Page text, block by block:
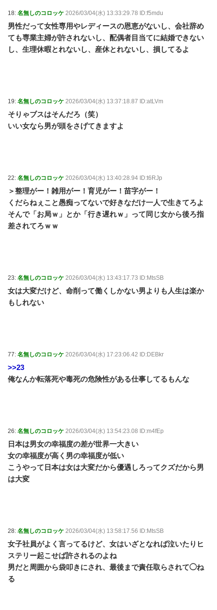
18: 名無しのコロッケ 2026/03/04(水) 13:33:29.78 ID:f5mdu
男性だって女性専用やレディースの恩恵がないし、会社辞め
ても専業主婦が許されないし、配偶者目当てに結婚できない
し、生理休暇とれないし、産休とれないし、損してるよ
19: 名無しのコロッケ 2026/03/04(水) 13:37:18.87 ID:atLVm
そりゃブスはそんだろ（笑）
いい女なら男が頭をさげてきますよ
22: 名無しのコロッケ 2026/03/04(水) 13:40:28.94 ID:t6RJp
＞整理がー！雑用がー！育児がー！苗字がー！
くだらねぇこと愚痴ってないで好きなだけ一人で生きてろよ
そんで「お局ｗ」とか「行き遅れｗ」って同じ女から後ろ指
差されてろｗｗ
23: 名無しのコロッケ 2026/03/04(水) 13:43:17.73 ID:MtsSB
女は大変だけど、命削って働くしかない男よりも人生は楽か
もしれない
77: 名無しのコロッケ 2026/03/04(水) 17:23:06.42 ID:DEBkr
>>23
俺なんか転落死や毒死の危険性がある仕事してるもんな
26: 名無しのコロッケ 2026/03/04(水) 13:54:23.08 ID:m4fEp
日本は男女の幸福度の差が世界一大きい
女の幸福度が高く男の幸福度が低い
こうやって日本は女は大変だから優遇しろってクズだから男
は大変
28: 名無しのコロッケ 2026/03/04(水) 13:58:17.56 ID:MtsSB
女子社員がよく言ってるけど、女はいざとなれば泣いたりヒ
ステリー起こせば許されるのよね
男だと周囲から袋叩きにされ、最後まで責任取らされて◯ね
る